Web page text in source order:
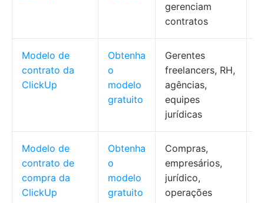
gerenciam
contratos
Modelo de
contrato da
ClickUp
Obtenha
o
modelo
gratuito
Gerentes
freelancers, RH,
agências,
equipes
jurídicas
Modelo de
contrato de
compra da
ClickUp
Obtenha
o
modelo
gratuito
Compras,
empresários,
jurídico,
operações